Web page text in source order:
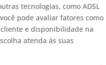
tecnologias, como ADSL
pode avaliar fatores como
e disponibilidade na
atenda às suas